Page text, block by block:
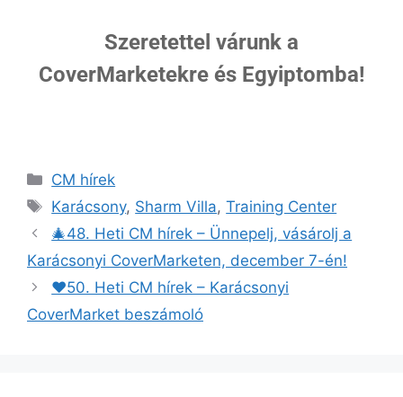
Szeretettel várunk a
CoverMarketekre és Egyiptomba!
CM hírek
Karácsony, Sharm Villa,Training Center
🎄48. Heti CM hírek – Ünnepelj, vásárolj a
Karácsonyi CoverMarketen, december 7-én!
♥️50. Heti CM hírek – Karácsonyi
CoverMarket beszámoló